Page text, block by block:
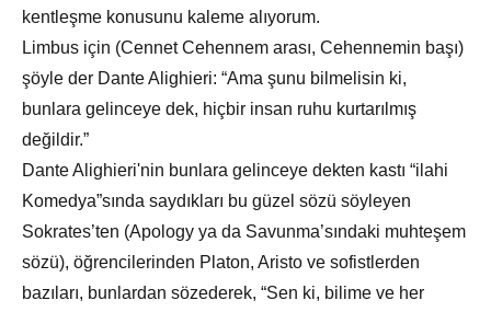
kentleşme konusunu kaleme alıyorum.
Limbus için (Cennet Cehennem arası, Cehennemin başı)
şöyle der Dante Alighieri: “Ama şunu bilmelisin ki,
bunlara gelinceye dek, hiçbir insan ruhu kurtarılmış
değildir.”
Dante Alighieri'nin bunlara gelinceye dekten kastı “ilahi
Komedya”sında saydıkları bu güzel sözü söyleyen
Sokrates’ten (Apology ya da Savunma’sındaki muhteşem
sözü), öğrencilerinden Platon, Aristo ve sofistlerden
bazıları, bunlardan sözederek, “Sen ki, bilime ve her